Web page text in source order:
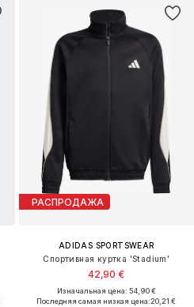
РАСПРОДАЖА
ADIDAS SPORTSWEAR
Спортивная куртка 'Stadium'
42,90 €
Изначальная цена: 54,90 €
Последняя самая низкая цена:20,21 €